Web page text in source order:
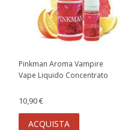
Pinkman Aroma Vampire
Vape Liquido Concentrato
10,90 €
ACQUISTA